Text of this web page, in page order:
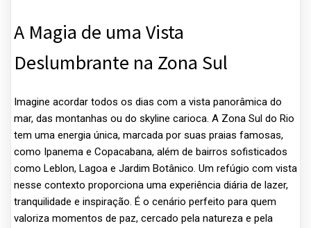
A Magia de uma Vista
Deslumbrante na Zona Sul
Imagine acordar todos os dias com a vista panorâmica do
mar, das montanhas ou do skyline carioca. A Zona Sul do Rio
tem uma energia única, marcada por suas praias famosas,
como Ipanema e Copacabana, além de bairros sofisticados
como Leblon, Lagoa e Jardim Botânico. Um refúgio com vista
nesse contexto proporciona uma experiência diária de lazer,
tranquilidade e inspiração. É o cenário perfeito para quem
valoriza momentos de paz, cercado pela natureza e pela